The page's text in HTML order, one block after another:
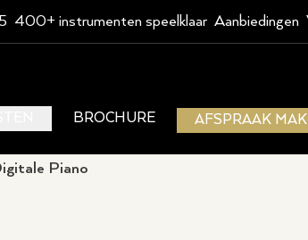
400+ instrumenten speelklaar Aanbiedingen
BROCHURE AFSPRAAK
Piano